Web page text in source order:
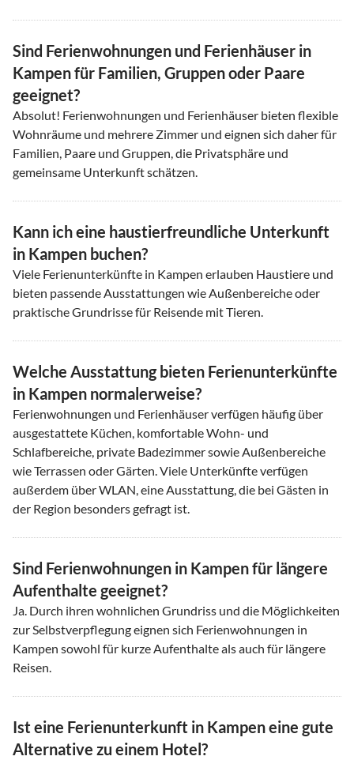
Sind Ferienwohnungen und Ferienhäuser in
Kampen für Familien, Gruppen oder Paare
geeignet?
Absolut! Ferienwohnungen und Ferienhäuser bieten flexible
Wohnräume und mehrere Zimmer und eignen sich daher für
Familien, Paare und Gruppen, die Privatsphäre und
gemeinsame Unterkunft schätzen.
Kann ich eine haustierfreundliche Unterkunft
in Kampen buchen?
Viele Ferienunterkünfte in Kampen erlauben Haustiere und
bieten passende Ausstattungen wie Außenbereiche oder
praktische Grundrisse für Reisende mit Tieren.
Welche Ausstattung bieten Ferienunterkünfte
in Kampen normalerweise?
Ferienwohnungen und Ferienhäuser verfügen häufig über
ausgestattete Küchen, komfortable Wohn- und
Schlafbereiche, private Badezimmer sowie Außenbereiche
wie Terrassen oder Gärten. Viele Unterkünfte verfügen
außerdem über WLAN, eine Ausstattung, die bei Gästen in
der Region besonders gefragt ist.
Sind Ferienwohnungen in Kampen für längere
Aufenthalte geeignet?
Ja. Durch ihren wohnlichen Grundriss und die Möglichkeiten
zur Selbstverpflegung eignen sich Ferienwohnungen in
Kampen sowohl für kurze Aufenthalte als auch für längere
Reisen.
Ist eine Ferienunterkunft in Kampen eine gute
Alternative zu einem Hotel?